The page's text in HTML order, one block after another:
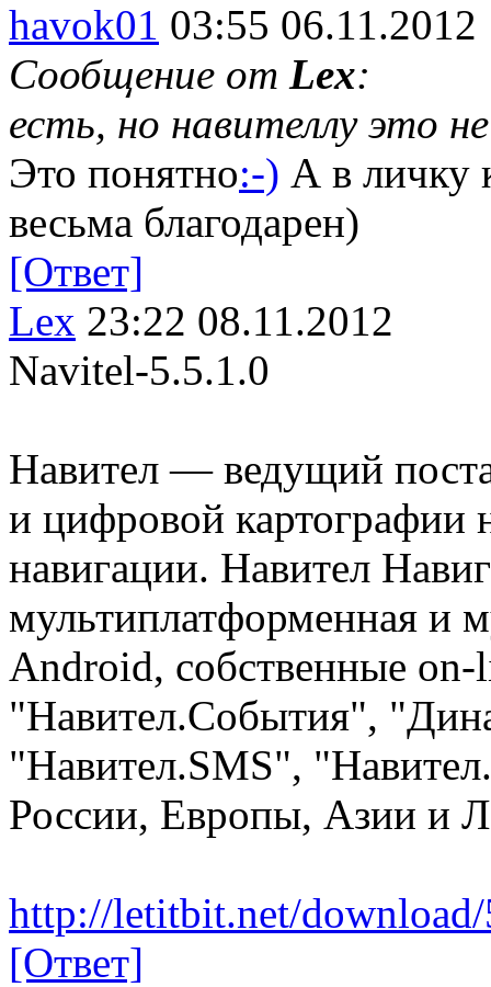
havok01 03:55 06.11.2012
Сообщение от Lex:
есть, но навителлу это
Это понятно:-) А в личку
весьма благодарен)
[Ответ]
Lex 23:22 08.11.2012
Navitel-5.5.1.0
Навител — ведущий
и цифровой картографии
навигации. Навител
мультиплатформенная и
Android, собственные
"Навител.События",
"Навител.SMS",
России, Европы, Азии и
http://letitbit.net/
[Ответ]